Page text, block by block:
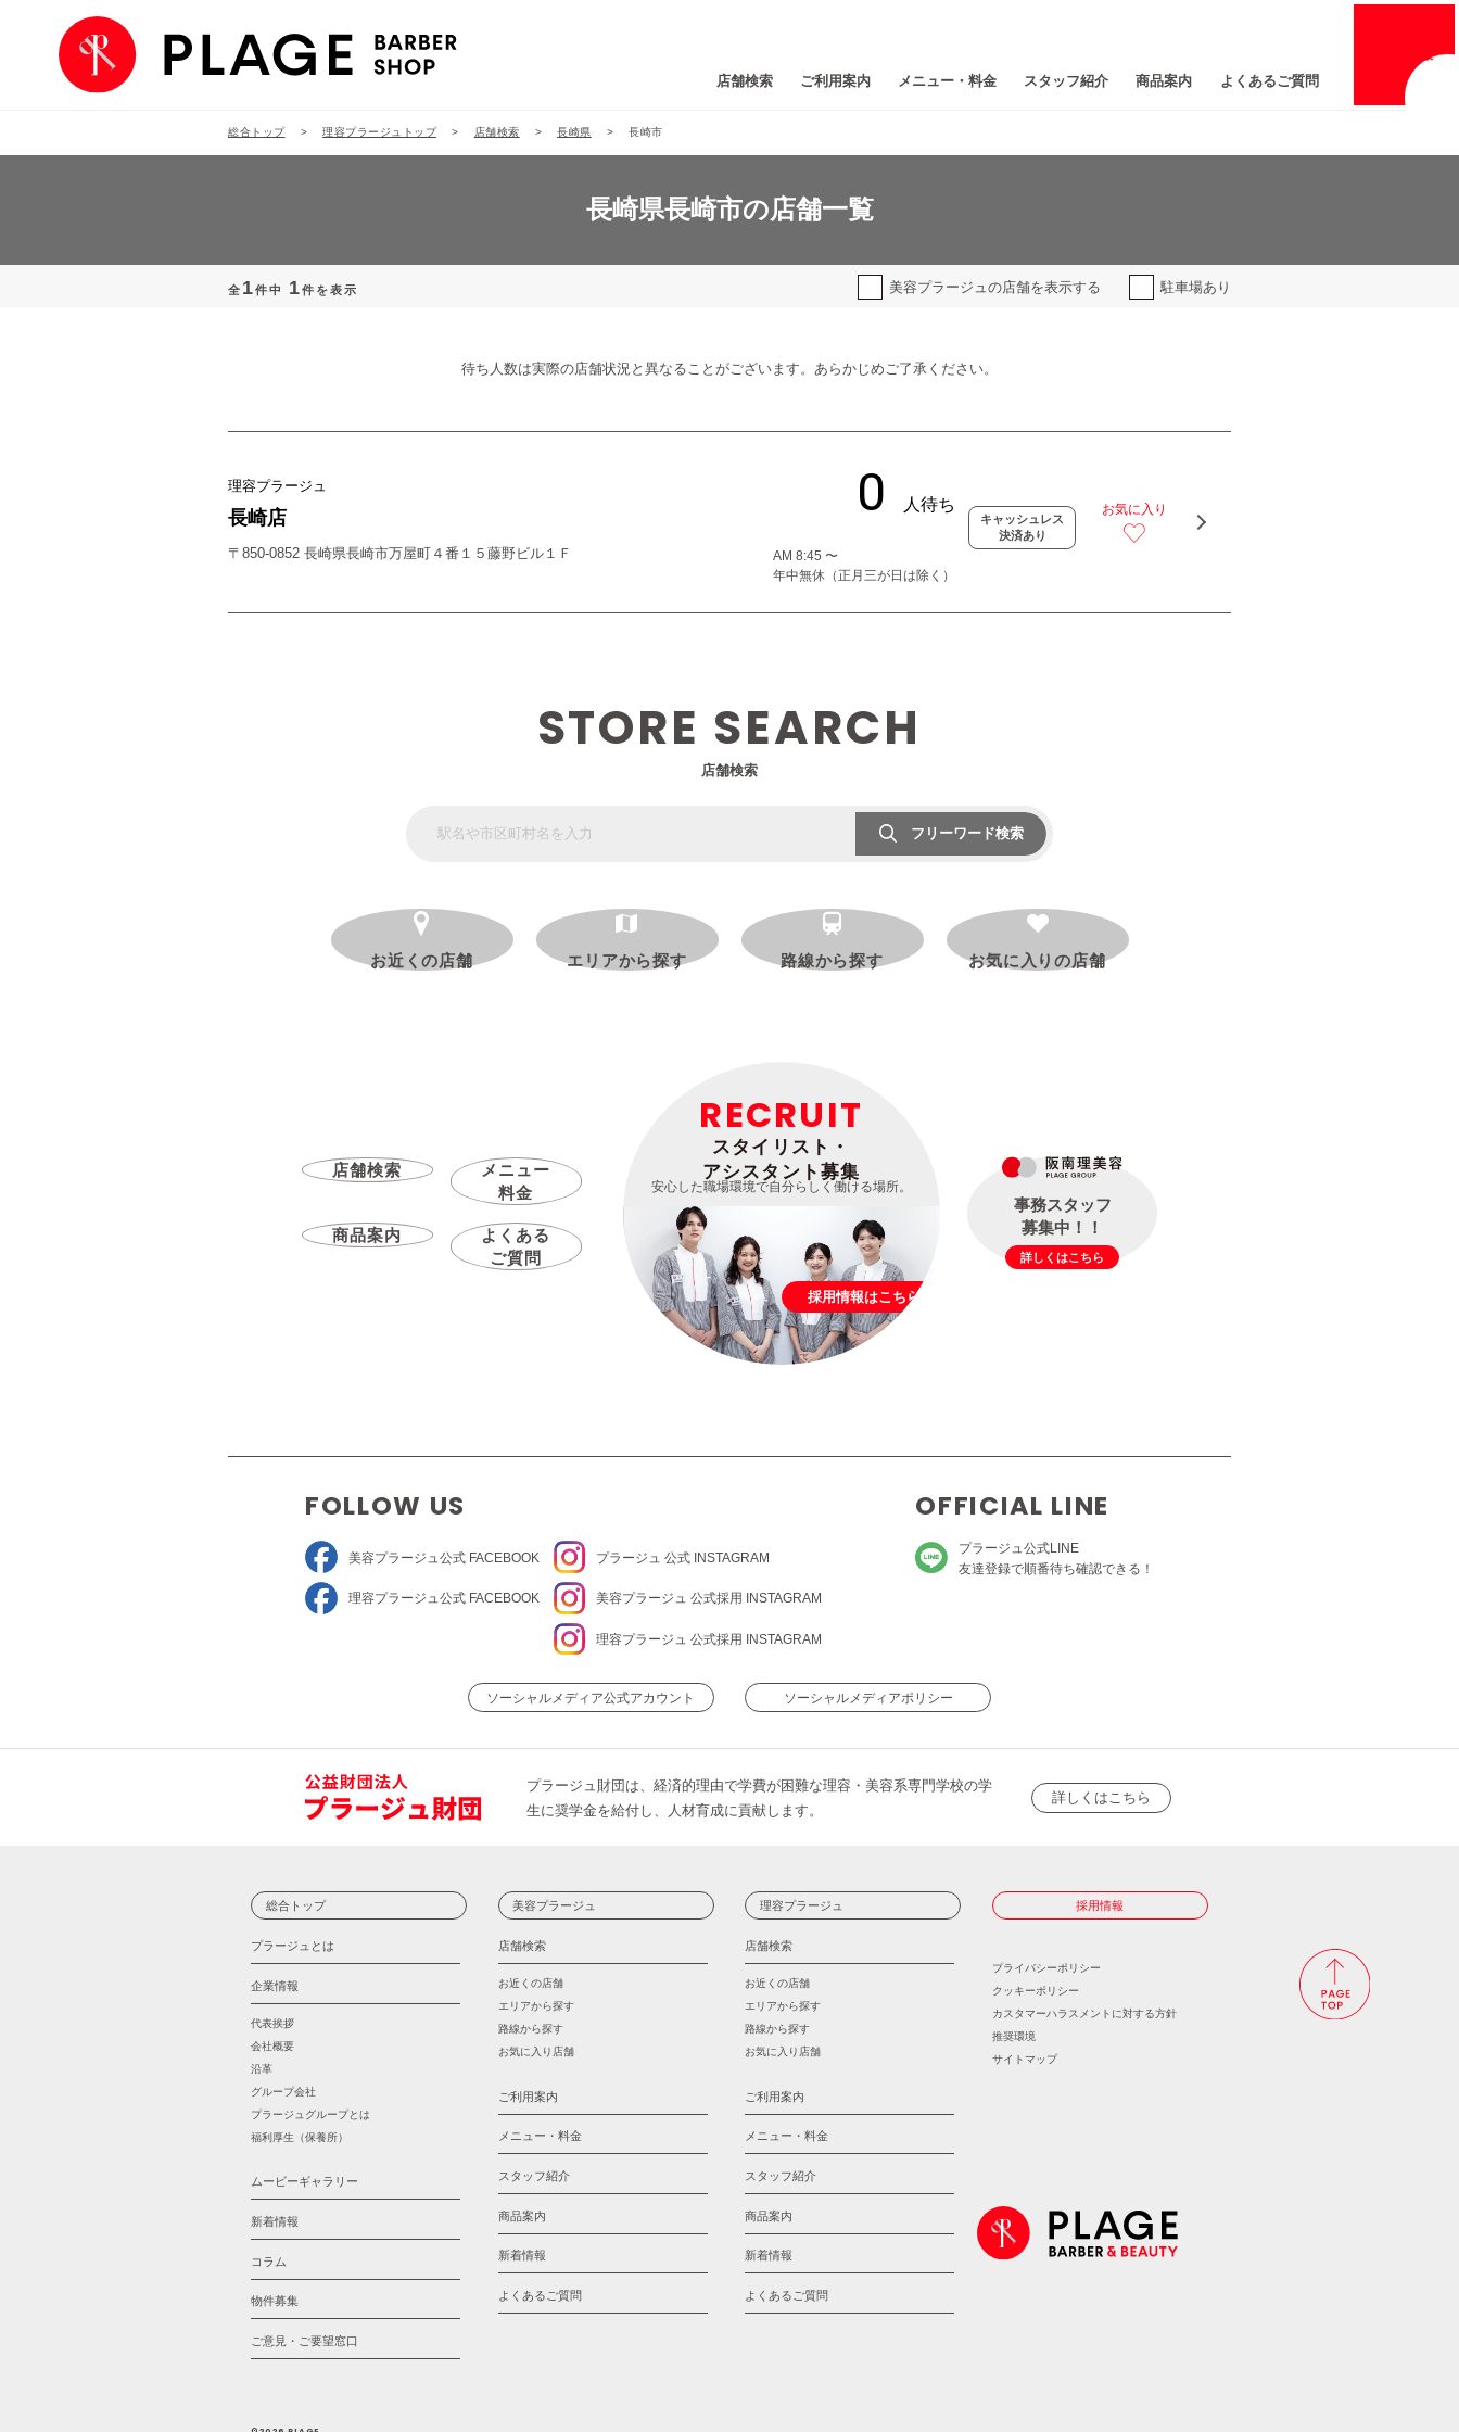
情報
店舗検索 ご利用案内 メニュー・料金 スタッフ紹介 商品案内 よくあるご質問
総合トップ 理容プラージュトップ 店舗検索 長崎県 長崎市
長崎県長崎市の店舗一覧
全 1件中 1件を表示 美容プラージュの店舗を表示する 駐車場あり
待ち人数は実際の店舗状況と異なることがございます。あらかじめご了承ください。
理容プラージュ
長崎店
〒850-0852 長崎県長崎市万屋町４番１５藤野ビル１Ｆ
AM 8:45 〜
年中無休（正月三が日は除く）
キャッシュレス
決済あり
お気に入り
STORE SEARCH
店舗検索
フリーワード検索
お近くの店舗 エリアから探す 路線から探す お気に入りの店舗
店舗検索
メニュー
料金
商品案内
よくある
ご質問
RECRUIT
スタイリスト・
アシスタント募集
安心した職場環境で自分らしく働ける場所。
採用情報はこちら
事務スタッフ
募集中！！
詳しくはこちら
FOLLOW US
美容プラージュ 公式 FACEBOOK
理容プラージュ 公式 FACEBOOK
プラージュ公式 INSTAGRAM
美容プラージュ 公式採用 INSTAGRAM
理容プラージュ 公式採用 INSTAGRAM
OFFICIAL LINE
プラージュ公式LINE
友達登録で順番待ち確認できる！
ソーシャルメディア公式アカウント ソーシャルメディアポリシー
プラージュ財団は、経済的理由で学費が困難な理容・美容系専門学校の学
生に奨学金を給付し、人材育成に貢献します。
詳しくはこちら
総合トップ
プラージュとは
企業情報
代表挨拶
会社概要
沿革
グループ会社
プラージュグループとは
福利厚生（保養所）
ムービーギャラリー
新着情報
コラム
物件募集
ご意見・ご要望窓口
美容プラージュ
店舗検索
お近くの店舗
エリアから探す
路線から探す
お気に入り店舗
ご利用案内
メニュー・料金
スタッフ紹介
商品案内
新着情報
よくあるご質問
理容プラージュ
店舗検索
お近くの店舗
エリアから探す
路線から探す
お気に入り店舗
ご利用案内
メニュー・料金
スタッフ紹介
商品案内
新着情報
よくあるご質問
採用情報
プライバシーポリシー
クッキーポリシー
カスタマーハラスメントに対する方針
推奨環境
サイトマップ